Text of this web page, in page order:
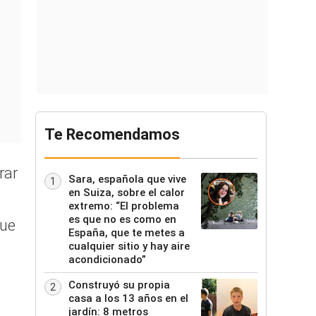
Te Recomendamos
1
Sara, española que vive
en Suiza, sobre el calor
extremo: “El problema
es que no es como en
España, que te metes a
cualquier sitio y hay aire
acondicionado”
2
Construyó su propia
casa a los 13 años en el
jardín: 8 metros